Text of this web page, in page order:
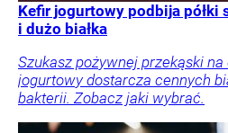
Kefir jogurtowy podbija półki
i dużo białka
Szukasz pożywnej przekąski
jogurtowy dostarcza cennych
bakterii. Zobacz jaki wybrać.